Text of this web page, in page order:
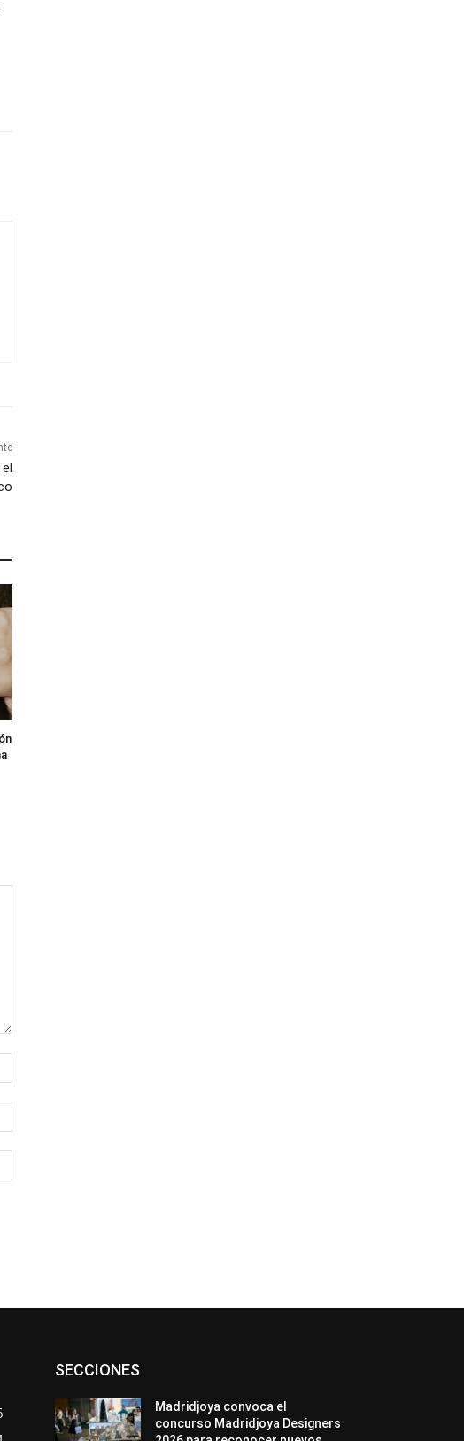
electrónico:*
web:
SECCIONESAsociaciones
En tendencia
In memoriam
La Pluma de Pedro Pérez
México
Mundo Técnico
Novedades
Opiniones
Perspectiva
Madridjoya convoca el
concurso Madridjoya Designers